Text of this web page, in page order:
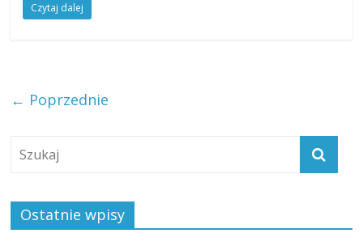
Czytaj dalej
← Poprzednie
Ostatnie wpisy